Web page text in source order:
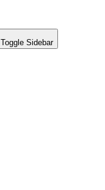
Toggle Sidebar